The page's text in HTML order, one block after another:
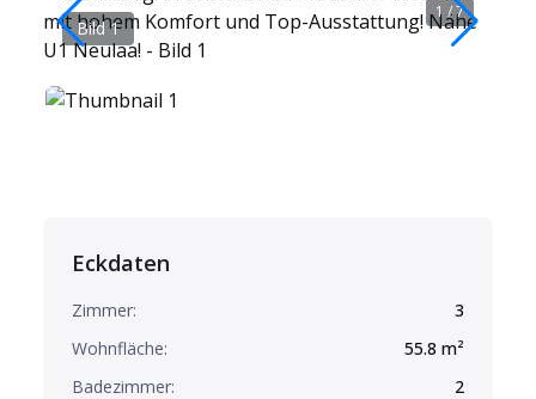
Bild 1
1 /7
Eckdaten
Zimmer:
3
Wohnfläche:
55.8 m²
Badezimmer:
2